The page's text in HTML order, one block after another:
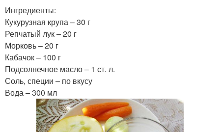
Ингредиенты:
Кукурузная крупа – 30 г
Репчатый лук – 20 г
Морковь – 20 г
Кабачок – 100 г
Подсолнечное масло – 1 ст. л.
Соль, специи – по вкусу
Вода – 300 мл